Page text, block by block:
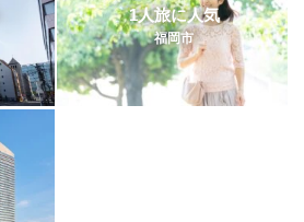
1人旅に人気
福岡市